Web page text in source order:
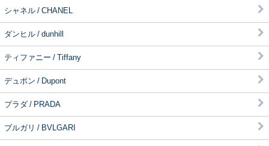
シャネル / CHANEL
ダンヒル / dunhill
ティファニー / Tiffany
デュポン / Dupont
プラダ / PRADA
ブルガリ / BVLGARI